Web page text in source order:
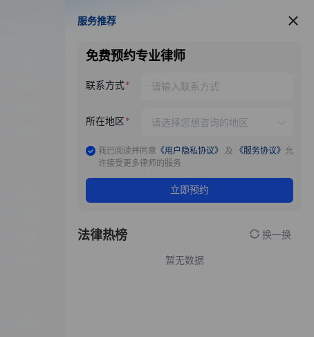
服务推荐
服务推荐
免费预约专业律师
联系方式
所在地区
我已阅读并同意 《用户隐私协议》 及 《服务协议》 允
许接受更多律师的服务
立即预约
法律热榜 换一换
暂无数据